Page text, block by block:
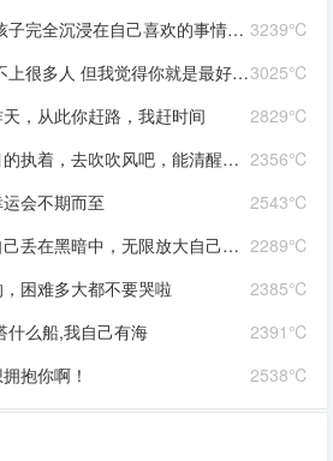
3239℃
自己喜欢的事情里 最可爱了 剩下的我会圆场
3025℃
都好 我想告诉你 我对你的爱是兜底 是连你自己都不喜欢自己的时候 还有我来爱你
2829℃
，从此你赶路，我赶时间
2356℃
去吹吹风吧，能清醒的话感冒也没关系。
2543℃
会不期而至
2289℃
，洗个热乎的澡，喝甜甜的奶茶。看看长河落日，花朵树木，驱逐丧气再努力奔跑，生活到处是发光的星星。
2385℃
困难多大都不要哭啦
2391℃
什么船,我自己有海
2538℃
抱你啊！